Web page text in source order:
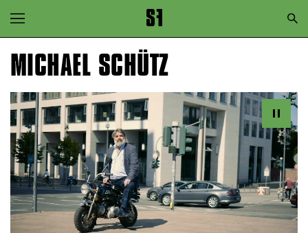
Zur Hauptnavigation springen
Zum Hauptinhalt springen
MICHAEL SCHÜTZ